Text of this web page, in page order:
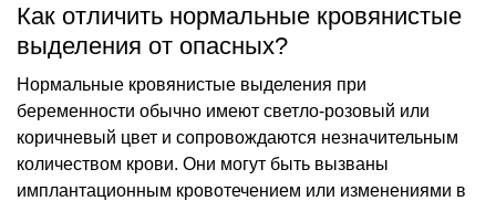
Как отличить нормальные кровянистые
выделения от опасных?
Нормальные кровянистые выделения при
беременности обычно имеют светло-розовый или
коричневый цвет и сопровождаются незначительным
количеством крови. Они могут быть вызваны
имплантационным кровотечением или изменениями в